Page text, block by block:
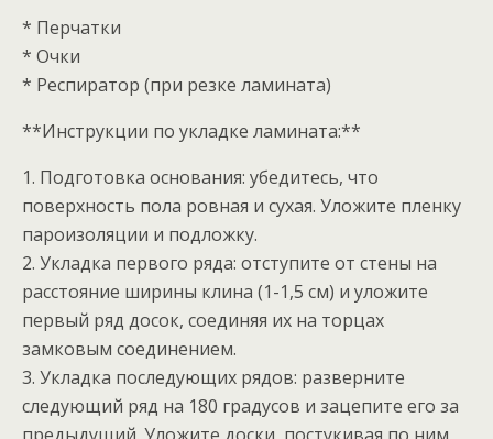
* Перчатки
* Очки
* Респиратор (при резке ламината)
**Инструкции по укладке ламината:**
1. Подготовка основания: убедитесь, что
поверхность пола ровная и сухая. Уложите пленку
пароизоляции и подложку.
2. Укладка первого ряда: отступите от стены на
расстояние ширины клина (1-1,5 см) и уложите
первый ряд досок, соединяя их на торцах
замковым соединением.
3. Укладка последующих рядов: разверните
следующий ряд на 180 градусов и зацепите его за